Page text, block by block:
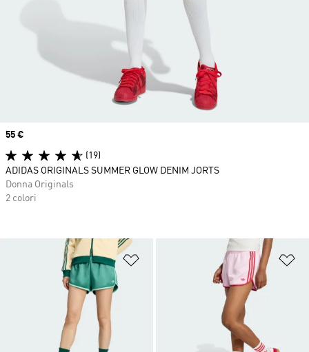
Aggiungi alla lista dei desideri
Price
55 €
(19)
ADIDAS ORIGINALS SUMMER GLOW DENIM JORTS
Donna Originals
2 colori